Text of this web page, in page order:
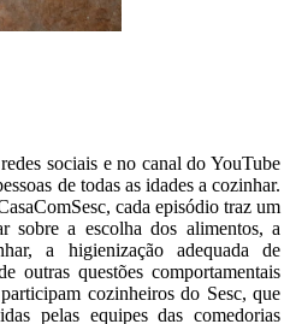
sociais e no canal do YouTube
de todas as idades a cozinhar.
cada episódio traz um
sobre a escolha dos alimentos, a
a higienização adequada de
outras questões comportamentais
cozinheiros do Sesc, que
pelas equipes das comedorias